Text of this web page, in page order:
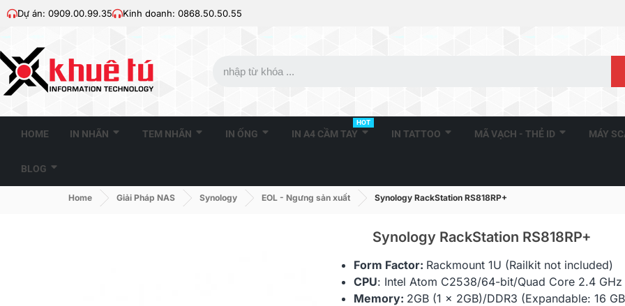
Dự án: 0909.00.99.35 Kinh doanh: 0868.50.50.55
HOME IN NHÃN TEM NHÃN IN ỐNG IN A4 CẦM TAY
HOT
IN TATTOO MÃ VẠCH - THẺ ID MÁY
BLOG
Home Giải Pháp NAS Synology EOL - Ngưng sản xuất Synology RackStation RS818RP+
Synology RackStation RS818RP+
Form Factor: Rackmount 1U (Railkit not included)
CPU: Intel Atom C2538/64-bit/Quad Core 2.4 GHz
Memory: 2GB (1 x 2GB)/DDR3 (Expandable: 16